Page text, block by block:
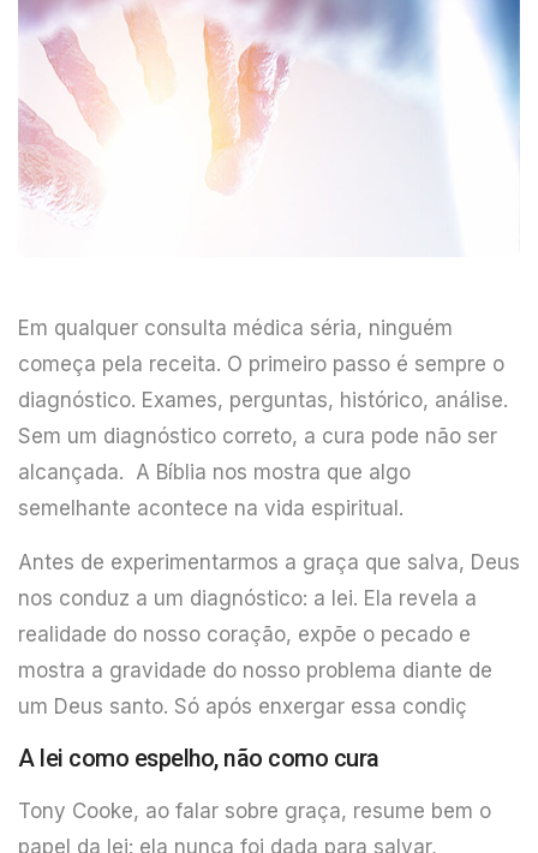
Em qualquer consulta médica séria, ninguém
começa pela receita. O primeiro passo é sempre o
diagnóstico. Exames, perguntas, histórico, análise.
Sem um diagnóstico correto, a cura pode não ser
alcançada. A Bíblia nos mostra que algo
semelhante acontece na vida espiritual.
Antes de experimentarmos a graça que salva, Deus
nos conduz a um diagnóstico: a lei. Ela revela a
realidade do nosso coração, expõe o pecado e
mostra a gravidade do nosso problema diante de
um Deus santo. Só após enxergar essa condiç
A lei como espelho, não como cura
Tony Cooke, ao falar sobre graça, resume bem o
papel da lei: ela nunca foi dada para salvar,